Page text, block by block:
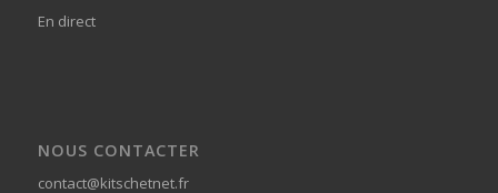
En direct
NOUS CONTACTER
contact@kitschetnet.fr